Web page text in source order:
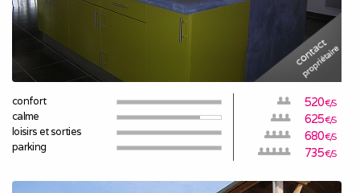
confort
calme
loisirs et sorties
parking
520€/S
625€/S
680€/S
735€/S